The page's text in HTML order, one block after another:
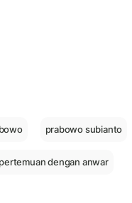
prabowo subianto
dengan anwar